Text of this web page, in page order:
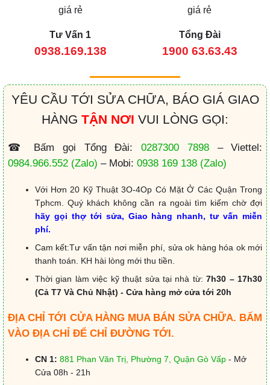
Tư Vấn 1
0938.169.138
Tổng Đài
1900 63.63.43
YÊU CẦU TỚI SỬA CHỮA, BÁO GIÁ GIAO
HÀNG TẬN NƠI VUI LÒNG GỌI:
☎ Bấm gọi Tổng Đài:0287300 7898– Viettel:
0984.966.552 (Zalo) – Mobi: 0938 169 138 (Zalo)
Với Hơn 20 Kỹ Thuật 3O-4Op Có Mặt Ở Các Quận Trong
Tphcm. Quý khách không cần ra ngoài tìm kiếm chờ đợi
hãy gọi thợ tới sửa, Giao hàng nhanh, tư vấn miễn
phí.
Cam kết:Tư vấn tận nơi miễn phí, sửa ok hàng hóa ok mới
thanh toán. KH hài lòng mới thu tiền.
Thời gian làm việc kỹ thuật sửa tại nhà từ: 7h30 – 17h30
(Cả T7 Và Chủ Nhật) - Cửa hàng mở cửa tới 20h
ĐỊA CHỈ TỚI CỬA HÀNG MUA BÁN SỬA CHỮA. BẤM
VÀO ĐỊA CHỈ ĐỂ CHỈ ĐƯỜNG TỚI.
CN 1: 881 Phan Văn Trị, Phường 7, Quận Gò Vấp- Mở
Cửa 08h - 21h